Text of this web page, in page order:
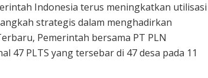
Indonesia terus meningkatkan utilisasi
strategis dalam menghadirkan
Pemerintah bersama PT PLN
47 PLTS yang tersebar di 47 desa pada 11